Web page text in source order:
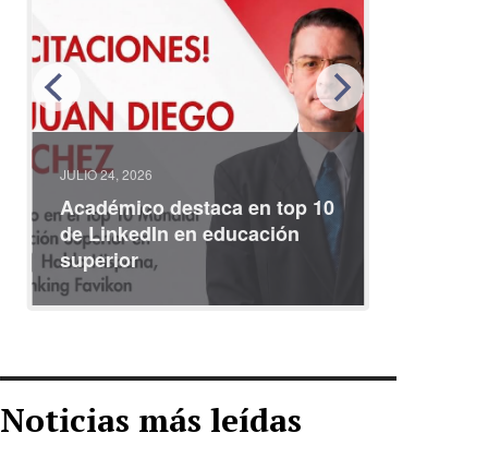
JULIO 24, 2026
Académico destaca en top 10
de LinkedIn en educación
superior
Noticias más leídas